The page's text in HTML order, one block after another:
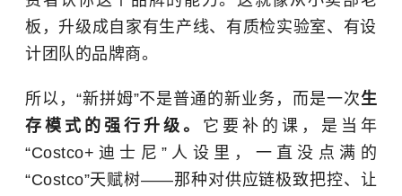
板，升级成自家有生产线、有质检实验室、有设
计团队的品牌商。
所以，“新拼姆”不是普通的新业务，而是一次生
存模式的强行升级。 它要补的课，是当年
“Costco+迪士尼”人设里，一直没点满的
“Costco”天赋树——那种对供应链极致把控、让